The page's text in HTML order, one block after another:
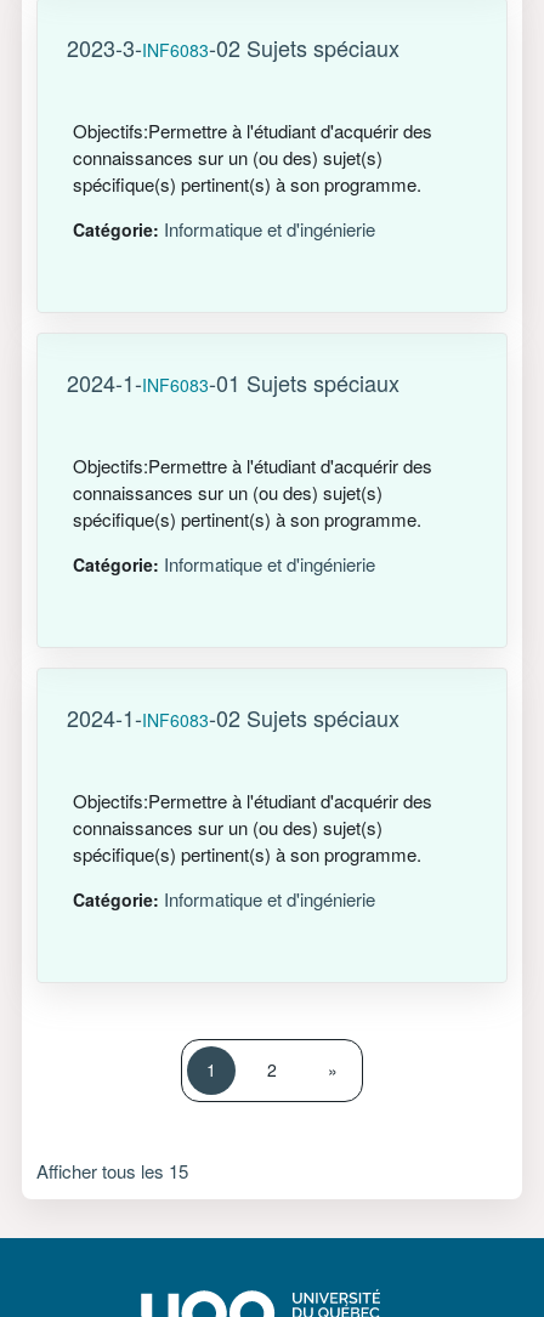
2023-3-INF6083-02 Sujets spéciaux
Objectifs:Permettre à l'étudiant d'acquérir des
connaissances sur un (ou des) sujet(s)
spécifique(s) pertinent(s) à son programme.
Catégorie: Informatique et d'ingénierie
2024-1-INF6083-01 Sujets spéciaux
Objectifs:Permettre à l'étudiant d'acquérir des
connaissances sur un (ou des) sujet(s)
spécifique(s) pertinent(s) à son programme.
Catégorie: Informatique et d'ingénierie
2024-1-INF6083-02 Sujets spéciaux
Objectifs:Permettre à l'étudiant d'acquérir des
connaissances sur un (ou des) sujet(s)
spécifique(s) pertinent(s) à son programme.
Catégorie: Informatique et d'ingénierie
1 Page 12 Page 2»Page suivante
Afficher tous les 15